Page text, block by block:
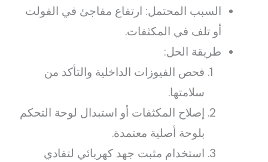
السبب المحتمل: ارتفاع مفاجئ في الفولت
أو تلف في المكثفات.
طريقة الحل:
فحص الفيوزات الداخلية والتأكد من
سلامتها.
إصلاح المكثفات أو استبدال لوحة التحكم
بلوحة أصلية معتمدة.
استخدام مثبت جهد كهربائي لتفادي